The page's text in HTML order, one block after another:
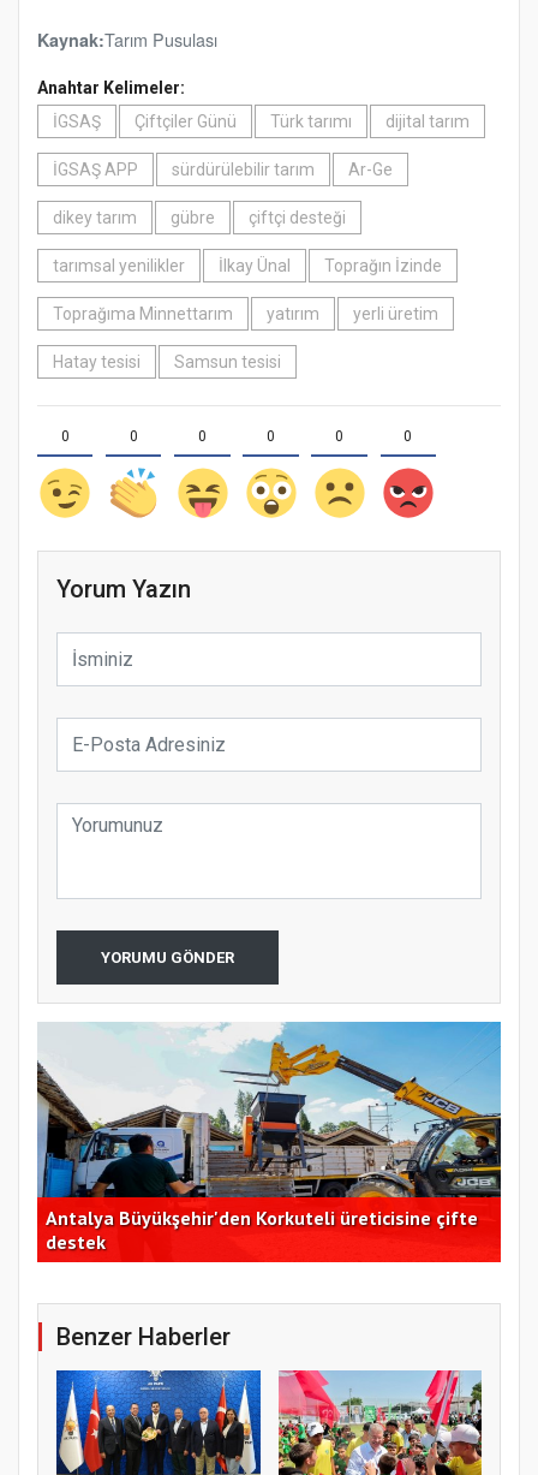
Kaynak:Tarım Pusulası
Anahtar Kelimeler:
İGSAŞ
Çiftçiler Günü Türk tarımı dijital tarım
İGSAŞ APP sürdürülebilir tarım Ar-Ge
dikey tarım gübre çiftçi desteği
tarımsal yenilikler İlkay Ünal Toprağın İzinde
Toprağıma Minnettarım yatırım yerli üretim
Hatay tesisi Samsun tesisi
0 0 0 0 0 0
Yorum Yazın
YORUMU GÖNDER
Antalya Büyükşehir'den Korkuteli üreticisine çifte
destek
Benzer Haberler